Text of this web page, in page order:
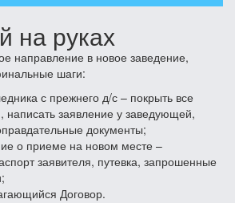
на руках
направление в новое заведение,
шаги:
с прежнего д/с – покрыть все
написать заявление у заведующей,
документы;
о приеме на новом месте –
заявителя, путевка, запрошенные
Договор.